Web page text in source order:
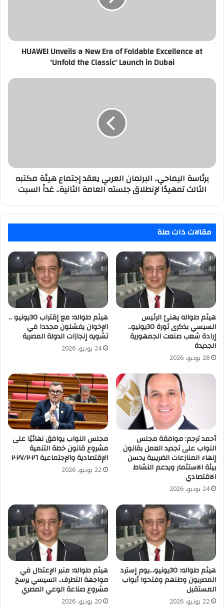
at
'Unfold
Launch
HUAWEI Unveils a New Era of Foldable Excellence at
'Unfold the Classic' Launch in Dubai
برئاسة
الثالث
تمهيدًا
لإنطلاق
العامة
غداً
السبت
برئاسة اليماحي.. البرلمان العربي يعقد إجتماع هيئة مكتبه
الثالث تمهيدًا لإنطلاق جلسته العامة الثانية.. غداً السبت
مقالات ذات صلة
هيثم طواله يهنئ الرئيس
السيسي بذكرى ثورة 30يونيو..
إرادة شعب صنعت الجمهورية
الجديدة
28 يونيو، 2026
هيثم طواله: مع إقتراب 30يونيو ..
الإخوان يفشلون مجددا في
تشويه إنجازات الدولة المصرية
24 يونيو، 2026
أحمد ترجم: موافقة مجلس
النواب على تجديد العمل بقانون
إنهاء المنازعات الضريبية يحسن
بيئة الاستثمار ويدعم النشاط
الاقتصادي
24 يونيو، 2026
مجلس النواب يوافق نهائيًا على
مشروع قانون خطة التنمية
الإقتصادية والإجتماعية ٢٠٢٧/٢٠٢٦
22 يونيو، 2026
هيثم طواله: 30يونيو…يوم إسترد
المصريون وطنهم وفتحوا أبواب
المستقبل
22 يونيو، 2026
هيثم طواله: منبر الإعتدال في
مواجهة التطرف.. السيسي يرسخ
مشروع صناعة الوعي المصري
20 يونيو، 2026